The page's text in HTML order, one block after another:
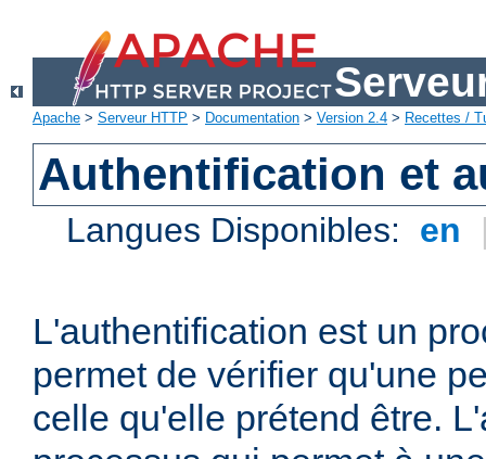
Apache > Serveur HTTP > Documentation > Version 2.4 > Recettes /
Authentification et
Langues Disponibles: en
L'authentification est un
permet de vérifier qu'une
celle qu'elle prétend être.